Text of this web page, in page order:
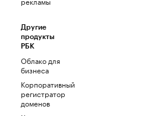
Другие
продукты
РБК
Облако для
бизнеса
Корпоративный
регистратор
доменов